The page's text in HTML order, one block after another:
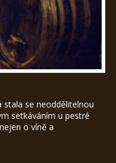
stala se neoddělitelnou
setkáváním u pestré
o víně a